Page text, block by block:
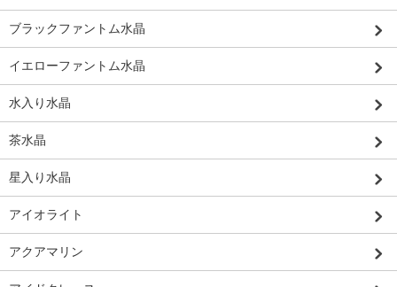
ブラックファントム水晶
イエローファントム水晶
水入り水晶
茶水晶
星入り水晶
アイオライト
アクアマリン